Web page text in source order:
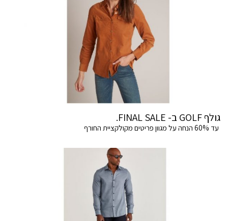
גולף GOLF ב- FINAL SALE.
עד 60% הנחה על מגוון פריטים מקולקציית החורף